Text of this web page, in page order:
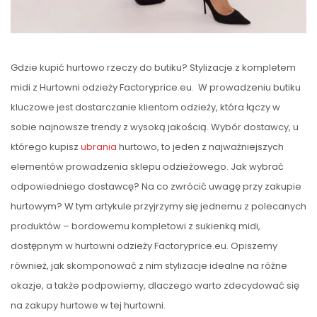
Gdzie kupić hurtowo rzeczy do butiku? Stylizacje z kompletem
midi z Hurtowni odzieży Factoryprice.eu. W prowadzeniu butiku
kluczowe jest dostarczanie klientom odzieży, która łączy w
sobie najnowsze trendy z wysoką jakością. Wybór dostawcy, u
którego kupisz ubrania hurtowo, to jeden z najważniejszych
elementów prowadzenia sklepu odzieżowego. Jak wybrać
odpowiedniego dostawcę? Na co zwrócić uwagę przy zakupie
hurtowym? W tym artykule przyjrzymy się jednemu z polecanych
produktów – bordowemu kompletowi z sukienką midi,
dostępnym w hurtowni odzieży Factoryprice.eu. Opiszemy
również, jak skomponować z nim stylizacje idealne na różne
okazje, a także podpowiemy, dlaczego warto zdecydować się
na zakupy hurtowe w tej hurtowni.